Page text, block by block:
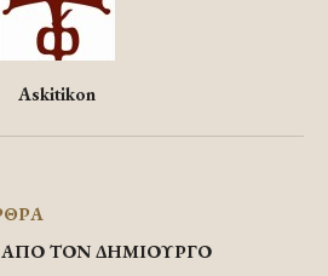
Askitikon
ΑΠΟ ΤΟΝ ΔΗΜΙΟΥΡΓΟ